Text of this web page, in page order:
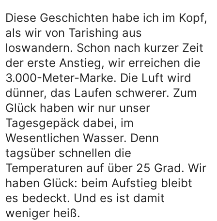
Diese Geschichten habe ich im Kopf,
als wir von Tarishing aus
loswandern. Schon nach kurzer Zeit
der erste Anstieg, wir erreichen die
3.000-Meter-Marke. Die Luft wird
dünner, das Laufen schwerer. Zum
Glück haben wir nur unser
Tagesgepäck dabei, im
Wesentlichen Wasser. Denn
tagsüber schnellen die
Temperaturen auf über 25 Grad. Wir
haben Glück: beim Aufstieg bleibt
es bedeckt. Und es ist damit
weniger heiß.